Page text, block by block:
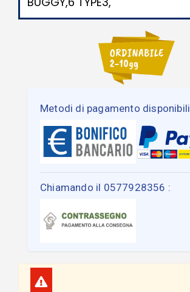
Metodi di pagamento disponibili
Chiamando il 0577928356 :